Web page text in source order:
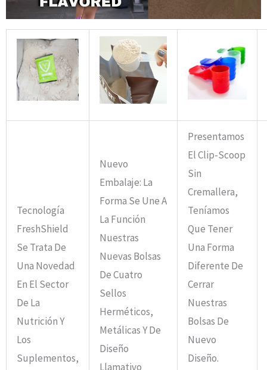
Tecnología
FreshShield
Se Trata De
Una Novedad
En El Sector
De La
Nutrición Y
Los
Suplementos,
Nuevo
Embalaje: La
Forma Se Une A
La Función
Nuestras
Nuevas Bolsas
De Cuatro
Sellos
Herméticos,
Metálicas Y De
Diseño
Llamativo
Presentamos
El Clip-Scoop
Sin
Cremallera,
Teníamos
Que Tener
Una Forma
Diferente De
Cerrar
Nuestras
Bolsas De
Nuevo
Diseño.